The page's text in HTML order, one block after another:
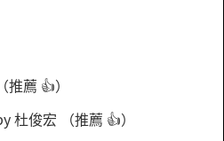
（推薦 👍）
杜俊宏 （推薦 👍）